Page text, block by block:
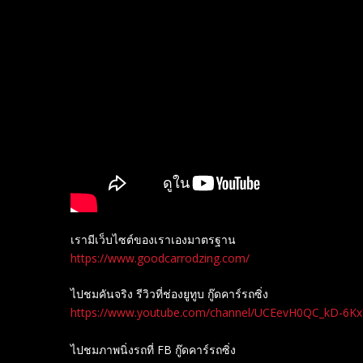
เรามีเว็บไซต์ของเราเองมาตรฐาน
https://www.goodcarrodzing.com/
ไปชมคันจริง รีวิวที่ช่องยู​ทูบ​ กู๊ดคาร์รถซิ่ง
https://www.youtube.com/channel/UCEevH0QC_kD-
ไปชมภาพนิ่งรถที่ FB กู๊ดคาร์รถซิ่ง